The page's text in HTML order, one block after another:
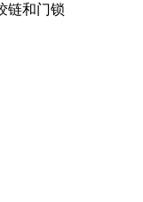
链和门锁